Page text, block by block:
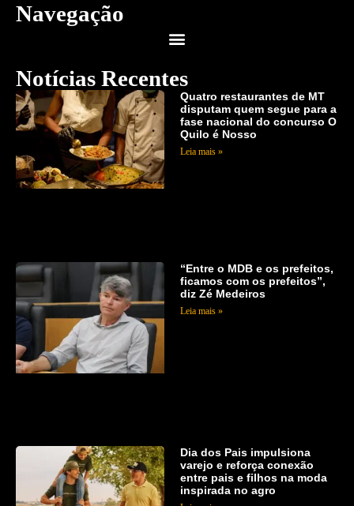
Navegação
Notícias Recentes
Quatro restaurantes de MT
disputam quem segue para a
fase nacional do concurso O
Quilo é Nosso
Leia mais »
“Entre o MDB e os prefeitos,
ficamos com os prefeitos”,
diz Zé Medeiros
Leia mais »
Dia dos Pais impulsiona
varejo e reforça conexão
entre pais e filhos na moda
inspirada no agro